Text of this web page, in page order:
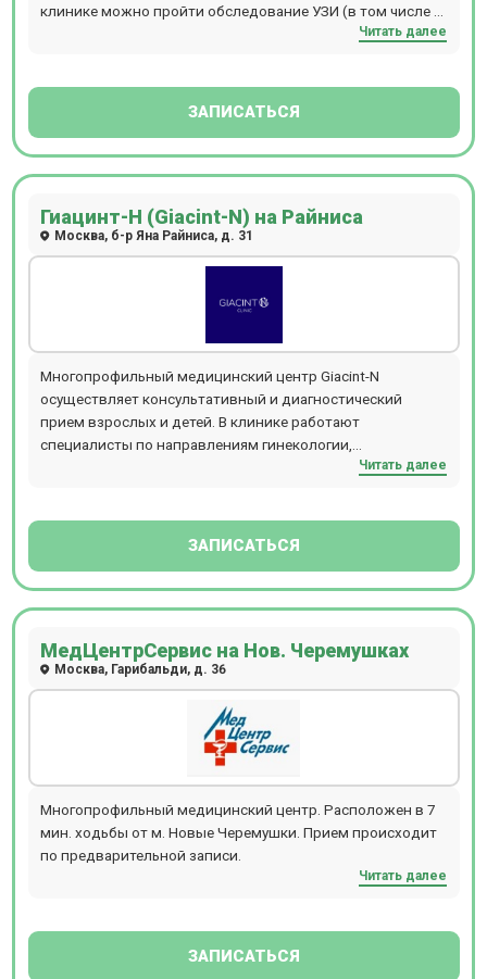
клинике можно пройти обследование УЗИ (в том числе с
эластографией), ДС (дуплексное сканирование), КТ,
проводится на аппаратах закрытого типа Siemens
см, максимальный вес пациента - 160кг) и Canon Vantage
Elan 1.5T (диаметр кольца 63 см, длина - 145см,
максимальный вес пациента 120 кг). В центре есть
контрастированием, проводится МРТ и КТ диагностика
функциональной диагностике, включая велоэргометрию,
суточное мониторирование АД и ЭКГ, ЭхоКГ и другие.
Эндоскопические исследования проводятся на видео-
эндоскопической аппаратуре PENTAX с выводом
увеличенного изображения на экран монитора, доступно
бесплатная парковка для пациентов.
Читать далее
ЗАПИСАТЬСЯ
Гиацинт-Н (Giacint-N) на Райниса
Москва, б-р Яна Райниса, д. 31
Многопрофильный медицинский центр Giacint-N
осуществляет консультативный и диагностический
прием взрослых и детей. В клинике работают
специалисты по направлениям гинекологии,
кардиологии, дерматологии, косметологии, неврологии,
гастроэнтерологии, медицинского массажа и т.д. Прием
Читать далее
ЗАПИСАТЬСЯ
МедЦентрСервис на Нов. Черемушках
Москва, Гарибальди, д. 36
Многопрофильный медицинский центр. Расположен в 7
мин. ходьбы от м. Новые Черемушки. Прием происходит
по предварительной записи.
Читать далее
ЗАПИСАТЬСЯ